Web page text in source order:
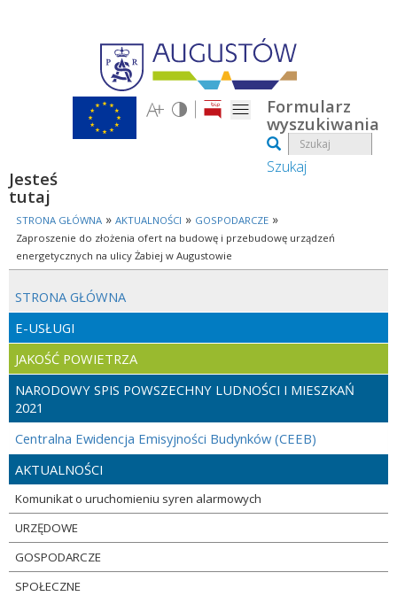
Przejdź do treści
Formularz
wyszukiwania
Szukaj
Jesteś
tutaj
STRONA GŁÓWNA » AKTUALNOŚCI » GOSPODARCZE »
Zaproszenie do złożenia ofert na budowę i przebudowę urządzeń
energetycznych na ulicy Żabiej w Augustowie
STRONA GŁÓWNA
E-USŁUGI
JAKOŚĆ POWIETRZA
NARODOWY SPIS POWSZECHNY LUDNOŚCI I MIESZKAŃ
2021
Centralna Ewidencja Emisyjności Budynków (CEEB)
AKTUALNOŚCI
Komunikat o uruchomieniu syren alarmowych
URZĘDOWE
GOSPODARCZE
SPOŁECZNE